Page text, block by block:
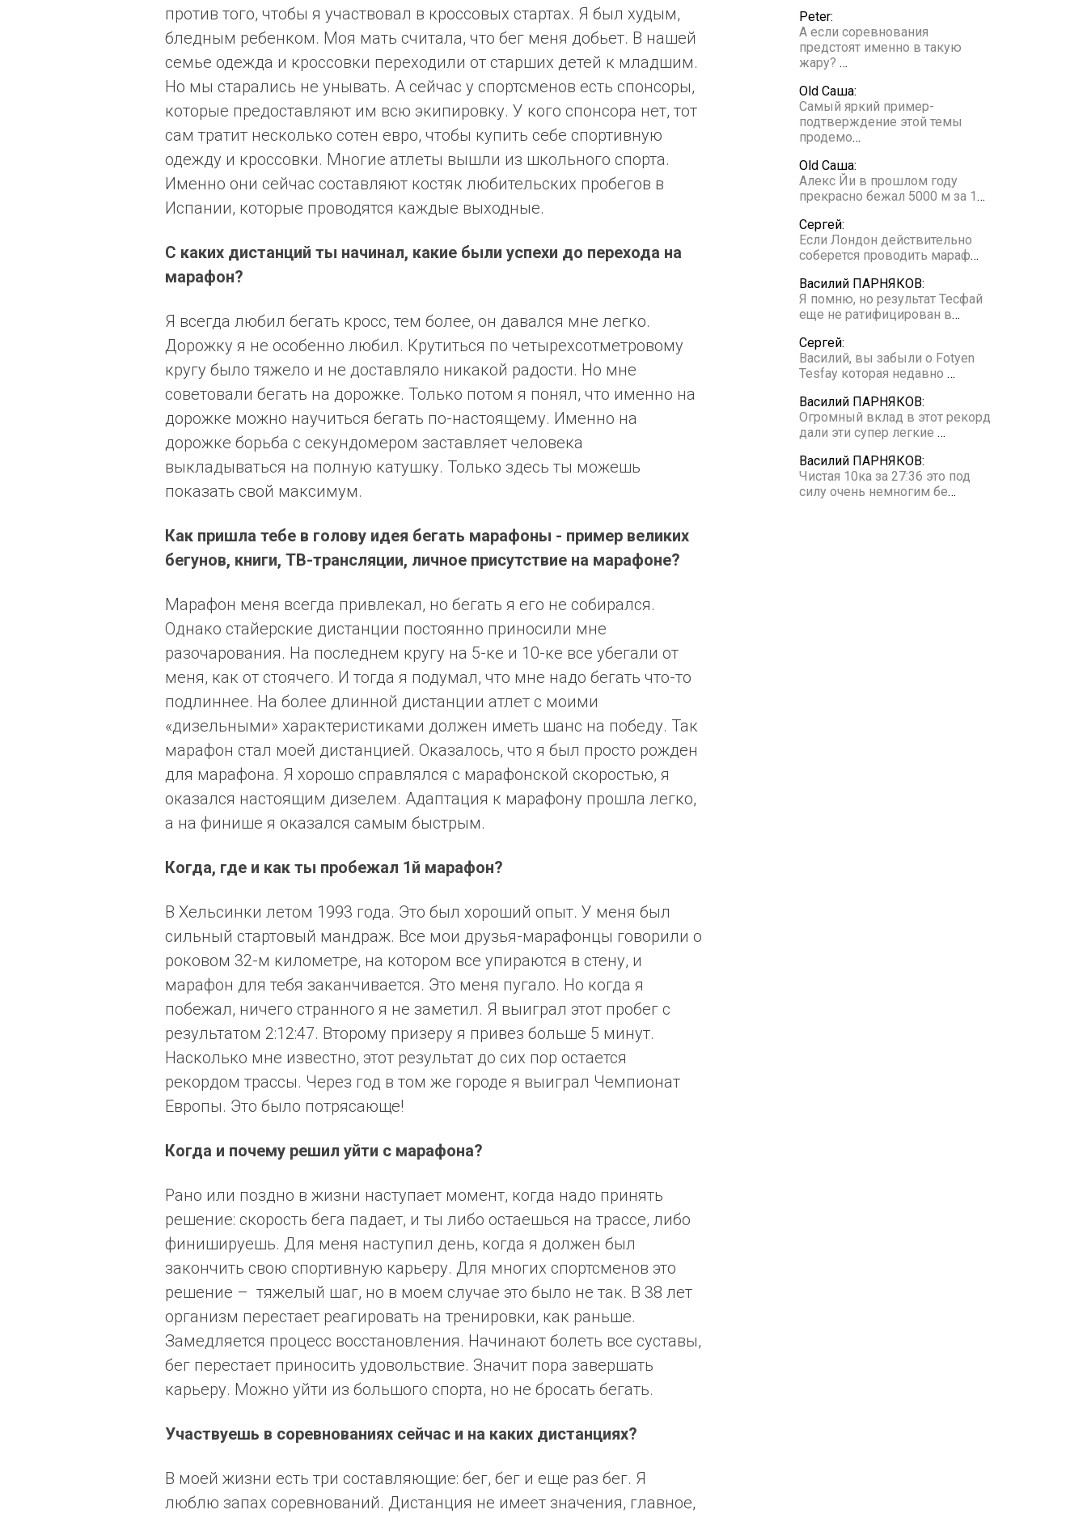
против того, чтобы я участвовал в кроссовых стартах. Я был худым,
бледным ребенком. Моя мать считала, что бег меня добьет. В нашей
семье одежда и кроссовки переходили от старших детей к младшим.
Но мы старались не унывать. А сейчас у спортсменов есть спонсоры,
которые предоставляют им всю экипировку. У кого спонсора нет, тот
сам тратит несколько сотен евро, чтобы купить себе спортивную
одежду и кроссовки. Многие атлеты вышли из школьного спорта.
Именно они сейчас составляют костяк любительских пробегов в
Испании, которые проводятся каждые выходные.
С каких дистанций ты начинал, какие были успехи до перехода на
марафон?
Я всегда любил бегать кросс, тем более, он давался мне легко.
Дорожку я не особенно любил. Крутиться по четырехсотметровому
кругу было тяжело и не доставляло никакой радости. Но мне
советовали бегать на дорожке. Только потом я понял, что именно на
дорожке можно научиться бегать по-настоящему. Именно на
дорожке борьба с секундомером заставляет человека
выкладываться на полную катушку. Только здесь ты можешь
показать свой максимум.
Как пришла тебе в голову идея бегать марафоны - пример великих
бегунов, книги, ТВ-трансляции, личное присутствие на марафоне?
Марафон меня всегда привлекал, но бегать я его не собирался.
Однако стайерские дистанции постоянно приносили мне
разочарования. На последнем кругу на 5-ке и 10-ке все убегали от
меня, как от стоячего. И тогда я подумал, что мне надо бегать что-то
подлиннее. На более длинной дистанции атлет с моими
«дизельными» характеристиками должен иметь шанс на победу. Так
марафон стал моей дистанцией. Оказалось, что я был просто рожден
для марафона. Я хорошо справлялся с марафонской скоростью, я
оказался настоящим дизелем. Адаптация к марафону прошла легко,
а на финише я оказался самым быстрым.
Когда, где и как ты пробежал 1й марафон?
В Хельсинки летом 1993 года. Это был хороший опыт. У меня был
сильный стартовый мандраж. Все мои друзья-марафонцы говорили о
роковом 32-м километре, на котором все упираются в стену, и
марафон для тебя заканчивается. Это меня пугало. Но когда я
побежал, ничего странного я не заметил. Я выиграл этот пробег с
результатом 2:12:47. Второму призеру я привез больше 5 минут.
Насколько мне известно, этот результат до сих пор остается
рекордом трассы. Через год в том же городе я выиграл Чемпионат
Европы. Это было потрясающе!
Когда и почему решил уйти с марафона?
Рано или поздно в жизни наступает момент, когда надо принять
решение: скорость бега падает, и ты либо остаешься на трассе, либо
финишируешь. Для меня наступил день, когда я должен был
закончить свою спортивную карьеру. Для многих спортсменов это
решение – тяжелый шаг, но в моем случае это было не так. В 38 лет
организм перестает реагировать на тренировки, как раньше.
Замедляется процесс восстановления. Начинают болеть все суставы,
бег перестает приносить удовольствие. Значит пора завершать
карьеру. Можно уйти из большого спорта, но не бросать бегать.
Участвуешь в соревнованиях сейчас и на каких дистанциях?
В моей жизни есть три составляющие: бег, бег и еще раз бег. Я
люблю запах соревнований. Дистанция не имеет значения, главное,
Peter:
А если соревнования
предстоят именно в такую
жару? …
Old Саша:
Самый яркий пример-
подтверждение этой темы
продемо…
Old Саша:
Алекс Йи в прошлом году
прекрасно бежал 5000 м за 1…
Сергей:
Если Лондон действительно
соберется проводить мараф…
Василий ПАРНЯКОВ:
Я помню, но результат Тесфай
еще не ратифицирован в…
Сергей:
Василий, вы забыли о Fotyen
Tesfay которая недавно …
Василий ПАРНЯКОВ:
Огромный вклад в этот рекорд
дали эти супер легкие …
Василий ПАРНЯКОВ:
Чистая 10ка за 27:36 это под
силу очень немногим бе…